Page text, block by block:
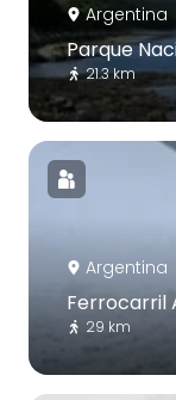
Argentina
Parque
21.3 km
Argentina
Ferrocarril
29 km